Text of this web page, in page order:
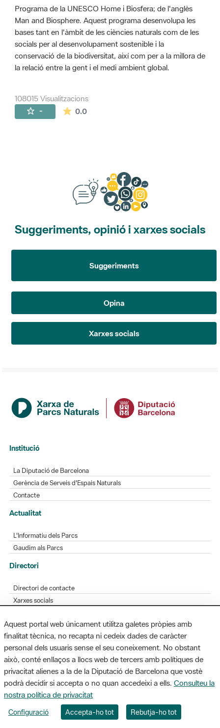
Programa de la UNESCO Home i Biosfera; de l'anglès
Man and Biosphere. Aquest programa desenvolupa les
bases tant en l'àmbit de les ciències naturals com de les
socials per al desenvolupament sostenible i la
conservació de la biodiversitat, així com per a la millora de
la relació entre la gent i el medi ambient global.
108015 Visualitzacions
- 0.0La mitjana de les valoracions és de 0
Suggeriments, opinió i xarxes socials
Suggeriments
Opina
Xarxes socials
Institució
La Diputació de Barcelona
Gerència de Serveis d'Espais Naturals
Contacte
Actualitat
L'Informatiu dels Parcs
Gaudim als Parcs
Directori
Directori de contacte
Xarxes socials
Bústia de suggeriments
Opineu sobre els parcs
MAPA WEB AVÍS LEGAL ACCESSIBILITAT
Diputació de Barcelona. Edifici Llacuna, 1a planta. Badajoz, 49. 08005
Barcelona. Tel. 934 022 428 / xarxaparcs@diba.cat
Aquest portal web únicament utilitza galetes pròpies amb
finalitat tècnica, no recapta ni cedeix dades de caràcter
personal dels usuaris sense el seu coneixement. No obstant
això, conté enllaços a llocs web de tercers amb polítiques de
privacitat alienes a la de la Diputació de Barcelona que vostè
podrà decidir si accepta o no quan accedeixi a ells. Consulteu la
nostra política de privacitat
Configuració Accepta-ho tot Rebutja-ho tot